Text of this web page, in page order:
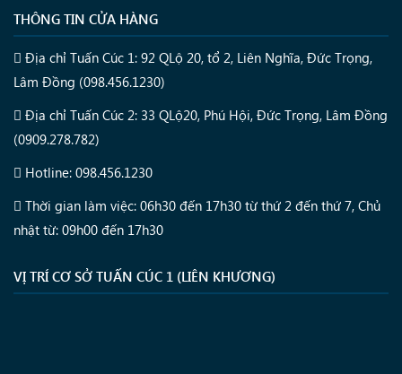
THÔNG TIN CỬA HÀNG
Địa chỉ Tuấn Cúc 1: 92 QLộ 20, tổ 2, Liên Nghĩa, Đức Trọng,
Lâm Đồng (098.456.1230)
Địa chỉ Tuấn Cúc 2: 33 QLộ20, Phú Hội, Đức Trọng, Lâm Đồng
(0909.278.782)
Hotline: 098.456.1230
Thời gian làm việc: 06h30 đến 17h30 từ thứ 2 đến thứ 7, Chủ
nhật từ: 09h00 đến 17h30
VỊ TRÍ CƠ SỞ TUẤN CÚC 1 (LIÊN KHƯƠNG)